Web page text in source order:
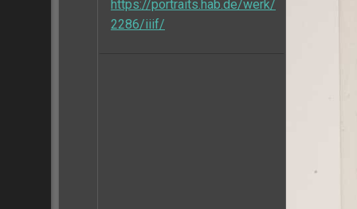
https://portraits.hab.de/werk/
2286/iiif/